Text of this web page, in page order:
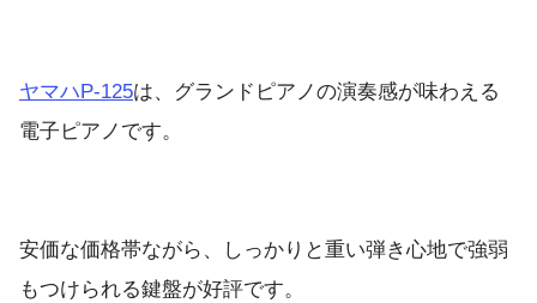
ヤマハP-125は、グランドピアノの演奏感が味わえる
電子ピアノです。
安価な価格帯ながら、しっかりと重い弾き心地で強弱
もつけられる鍵盤が好評です。